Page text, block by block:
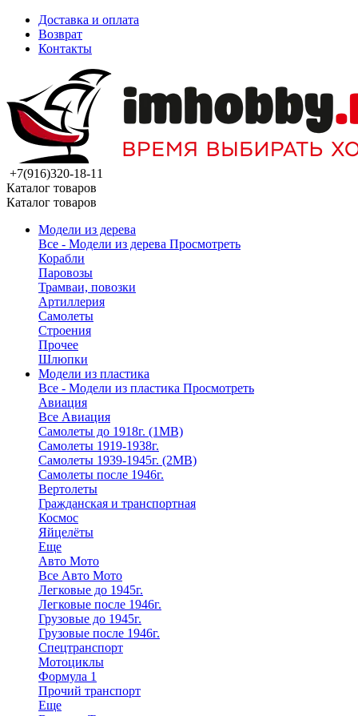
Доставка и оплата
Возврат
Контакты
+7(916)320-18-11
Каталог товаров
Каталог товаров
Модели из дерева
Все - Модели из дерева Просмотреть
Корабли
Паровозы
Трамваи, повозки
Артиллерия
Самолеты
Строения
Прочее
Шлюпки
Модели из пластика
Все - Модели из пластика Просмотреть
Авиация
Все Авиация
Самолеты до 1918г. (1МВ)
Самолеты 1919-1938г.
Самолеты 1939-1945г. (2МВ)
Самолеты после 1946г.
Вертолеты
Гражданская и транспортная
Космос
Яйцелёты
Еще
Авто Мото
Все Авто Мото
Легковые до 1945г.
Легковые после 1946г.
Грузовые до 1945г.
Грузовые после 1946г.
Спецтранспорт
Мотоциклы
Формула 1
Прочий транспорт
Еще